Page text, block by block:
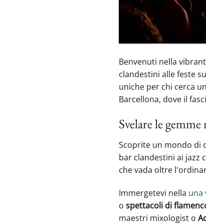
Benvenuti nella
clandestini alle feste
uniche per chi cerca
Barcellona, dove il
Svelare le
Scoprite un mondo di
bar clandestini‍ ai jazz
che vada oltre
Immergetevi nella una
o spettacoli di
maestri mixologist o